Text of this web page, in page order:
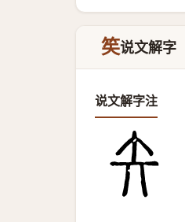
笶说文解字
说文解字注